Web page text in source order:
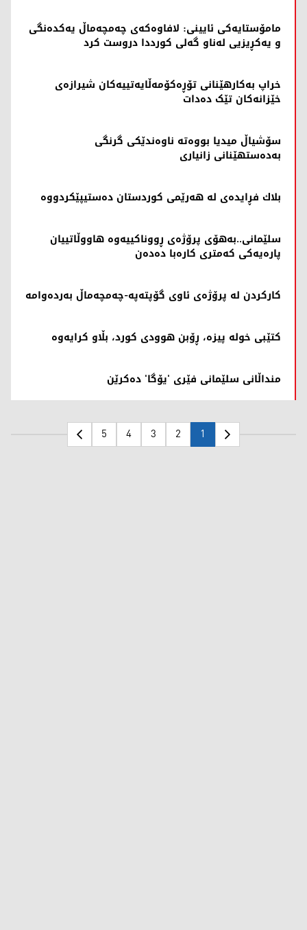
مامۆستایەکی ئایینی: لافاوەکەی چەمچەماڵ یەکدەنگی
و یەکڕیزیی لەناو گەلی کورددا دروست کرد
خراپ بەکارهێنانی تۆڕەکۆمەڵایەتییەکان شیرازەی
خێزانەکان تێک دەدات
سۆشیاڵ میدیا بووەتە ناوەندێکی گرنگی
بەدەستهێنانی زانیاری
بلاك فڕایدەی لە هەرێمی کوردستان دەستیپێکردووە
سلێمانی..بەهۆی پرۆژەی ڕووناکییەوە هاووڵاتییان
پارەیەکی کەمتری کارەبا دەدەن
کارکردن لە پرۆژەی ئاوی گۆپتەپە-چەمچەماڵ بەردەوامە
کتێبی خولە پیزە، ڕۆبن هوودی کورد، بڵاو کرایەوە
منداڵانی سلێمانی فێری 'یۆگا' دەکرێن
1
2
3
4
5